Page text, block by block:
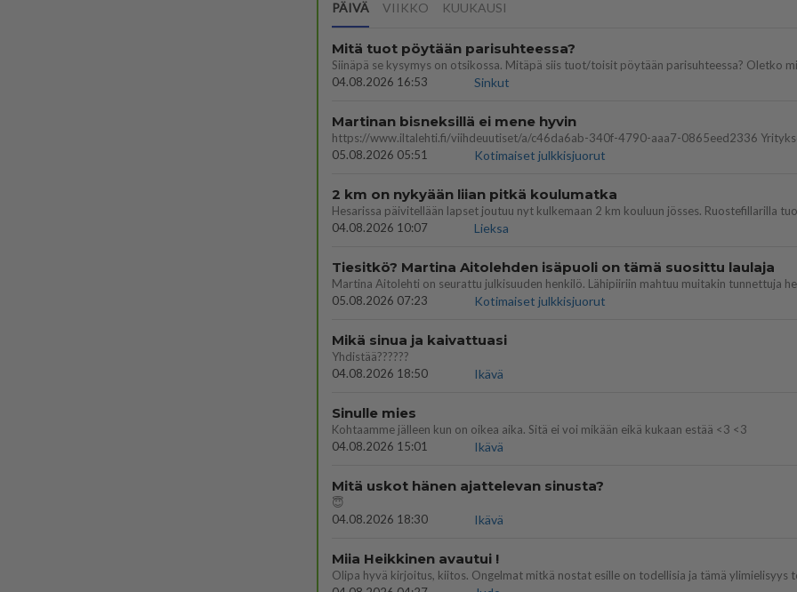
PÄIVÄ VIIKKO KUUKAUSI
Mitä tuot pöytään parisuhteessa?
04.08.2026 16:53
Sinkut
Martinan bisneksillä ei mene hyvin
05.08.2026 05:51
Kotimaiset julkkisjuorut
2 km on nykyään liian pitkä koulumatka
04.08.2026 10:07
Lieksa
Tiesitkö? Martina Aitolehden isäpuoli on tämä suosittu laulaja
05.08.2026 07:23
Kotimaiset julkkisjuorut
Mikä sinua ja kaivattuasi
Yhdistää??????
04.08.2026 18:50
Ikävä
Sinulle mies
Kohtaamme jälleen kun on oikea aika. Sitä ei voi mikään eikä kukaan estää <3 <3
04.08.2026 15:01
Ikävä
Mitä uskot hänen ajattelevan sinusta?
😇
04.08.2026 18:30
Ikävä
Miia Heikkinen avautui !